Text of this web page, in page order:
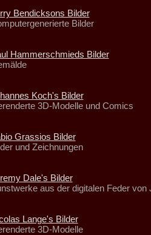
Bendicksons Bilder
Bilder
Hammerschmieds Bilder
Koch's Bilder
3D-Modelle und Comics
Grassios Bilder
und Zeichnungen
Dale's Bilder
aus der digitalen Feder von
Lange's Bilder
3D-Modelle